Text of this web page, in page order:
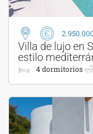
Villa de lujo en
estilo
4 dormitorios